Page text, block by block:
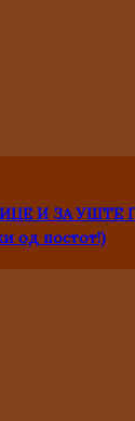
И ЗА УШТЕ
од постот!)